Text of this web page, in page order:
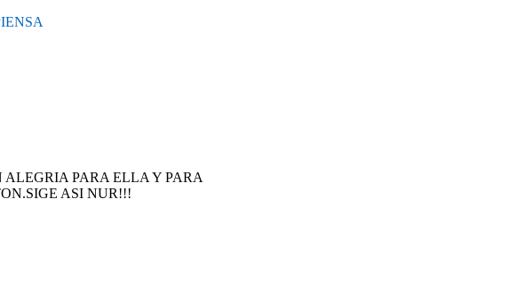
PARA ELLA Y PARA
ASI NUR!!!